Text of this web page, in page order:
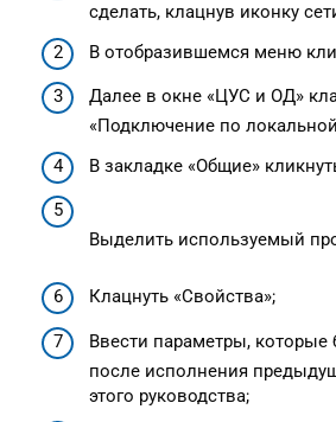
сделать, клацнув иконку
В отобразившемся меню
Далее в окне «ЦУС и ОД»
«Подключение по
В закладке «Общие»
Выделить используемый
Клацнуть «Свойства»;
Ввести параметры,
после исполнения
этого руководства;